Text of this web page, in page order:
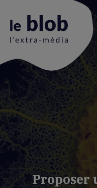
du
logo
Proposer